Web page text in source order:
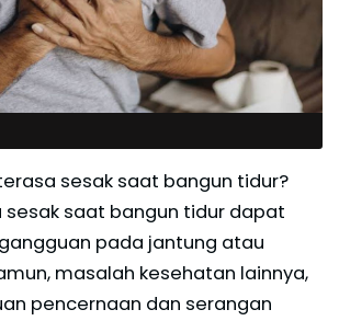
sesak saat bangun tidur?
sesak saat bangun tidur dapat
pada jantung atau
masalah kesehatan lainnya,
pencernaan dan serangan